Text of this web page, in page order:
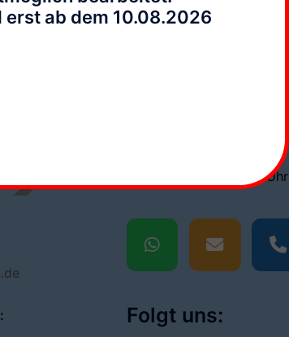
Telefonische Bürozeiten:
Mo. - Fr. 10:00 - 15:00 Uhr
Folgt uns:
erst ab dem 10.08.2026